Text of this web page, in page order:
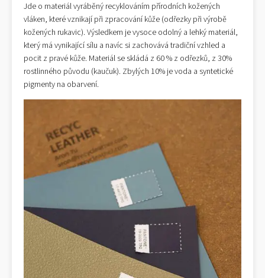
Jde o materiál vyráběný recyklováním přírodních kožených
vláken, které vznikají při zpracování kůže (odřezky při výrobě
kožených rukavic). Výsledkem je vysoce odolný a lehký materiál,
který má vynikající sílu a navíc si zachovává tradiční vzhled a
pocit z pravé kůže. Materiál se skládá z 60 % z odřezků, z 30%
rostlinného původu (kaučuk). Zbylých 10% je voda a syntetické
pigmenty na obarvení.